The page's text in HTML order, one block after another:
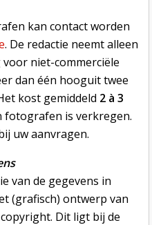
kan contact worden
. De redactie neemt alleen
niet-commerciële
dan één hooguit twee
kost gemiddeld 2 à 3
fotografen is verkregen.
uw aanvragen.
van de gegevens in
(grafisch) ontwerp van
Dit ligt bij de